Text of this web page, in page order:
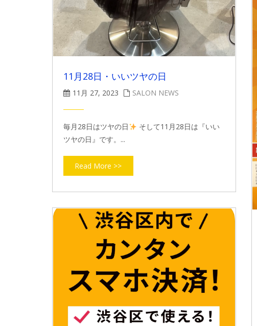
11月28日・いいツヤの日
11月 27, 2023 SALON NEWS
毎月28日はツヤの日
そして11月28日は『いい
ツヤの日』です。...
Read More >>